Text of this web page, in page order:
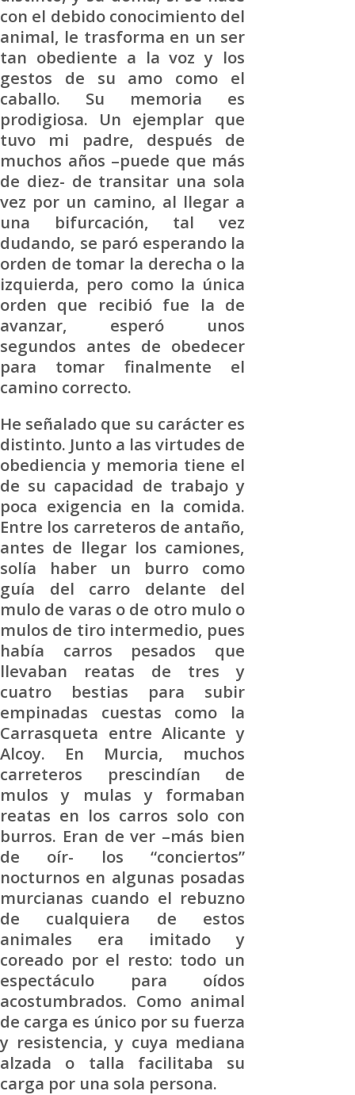
con el debido conocimiento del
animal, le trasforma en un ser
tan obediente a la voz y los
gestos de su amo como el
caballo. Su memoria es
prodigiosa. Un ejemplar que
tuvo mi padre, después de
muchos años –puede que más
de diez- de transitar una sola
vez por un camino, al llegar a
una bifurcación, tal vez
dudando, se paró esperando la
orden de tomar la derecha o la
izquierda, pero como la única
orden que recibió fue la de
avanzar, esperó unos
segundos antes de obedecer
para tomar finalmente el
camino correcto.
He señalado que su carácter es
distinto. Junto a las virtudes de
obediencia y memoria tiene el
de su capacidad de trabajo y
poca exigencia en la comida.
Entre los carreteros de antaño,
antes de llegar los camiones,
solía haber un burro como
guía del carro delante del
mulo de varas o de otro mulo o
mulos de tiro intermedio, pues
había carros pesados que
llevaban reatas de tres y
cuatro bestias para subir
empinadas cuestas como la
Carrasqueta entre Alicante y
Alcoy. En Murcia, muchos
carreteros prescindían de
mulos y mulas y formaban
reatas en los carros solo con
burros. Eran de ver –más bien
de oír- los “conciertos”
nocturnos en algunas posadas
murcianas cuando el rebuzno
de cualquiera de estos
animales era imitado y
coreado por el resto: todo un
espectáculo para oídos
acostumbrados. Como animal
de carga es único por su fuerza
y resistencia, y cuya mediana
alzada o talla facilitaba su
carga por una sola persona.